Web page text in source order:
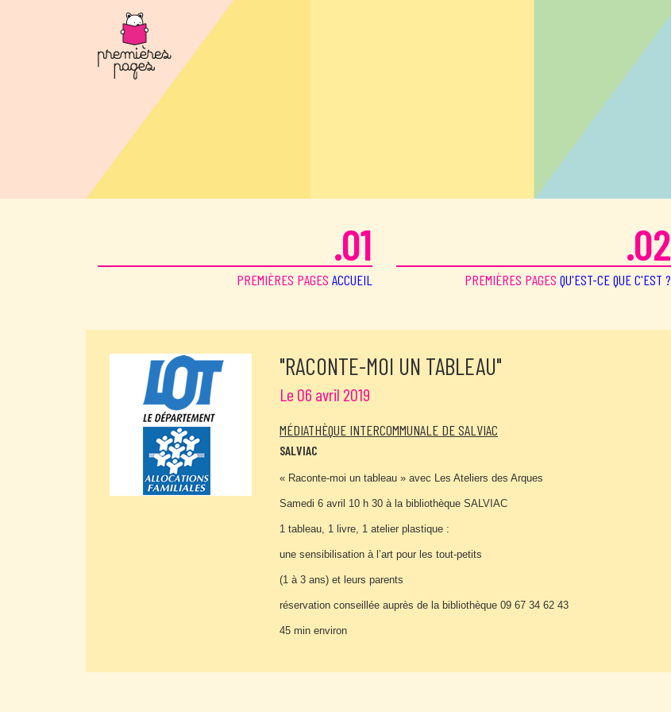
.01
PREMIÈRES PAGES ACCUEIL
.02
PREMIÈRES PAGES QU'EST-CE QUE C'EST ?
"RACONTE-MOI UN TABLEAU"
Le 06 avril 2019
MÉDIATHÈQUE INTERCOMMUNALE DE SALVIAC
SALVIAC
« Raconte-moi un tableau » avec Les Ateliers des Arques
Samedi 6 avril 10 h 30 à la bibliothèque SALVIAC
1 tableau, 1 livre, 1 atelier plastique :
une sensibilisation à l’art pour les tout-petits
(1 à 3 ans) et leurs parents
réservation conseillée auprès de la bibliothèque 09 67 34 62 43
45 min environ